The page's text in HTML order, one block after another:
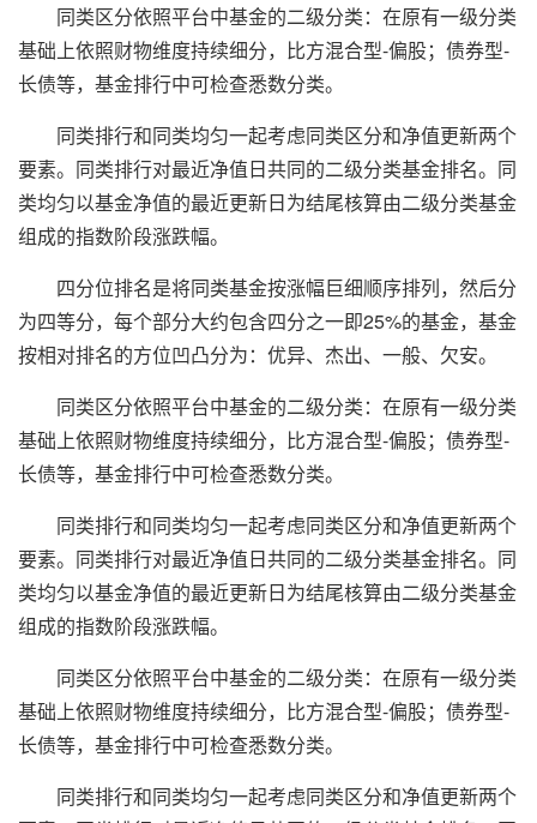
同类区分依照平台中基金的二级分类：在原有一级分类
基础上依照财物维度持续细分，比方混合型-偏股；债券型-
长债等，基金排行中可检查悉数分类。
同类排行和同类均匀一起考虑同类区分和净值更新两个
要素。同类排行对最近净值日共同的二级分类基金排名。同
类均匀以基金净值的最近更新日为结尾核算由二级分类基金
组成的指数阶段涨跌幅。
四分位排名是将同类基金按涨幅巨细顺序排列，然后分
为四等分，每个部分大约包含四分之一即25%的基金，基金
按相对排名的方位凹凸分为：优异、杰出、一般、欠安。
同类区分依照平台中基金的二级分类：在原有一级分类
基础上依照财物维度持续细分，比方混合型-偏股；债券型-
长债等，基金排行中可检查悉数分类。
同类排行和同类均匀一起考虑同类区分和净值更新两个
要素。同类排行对最近净值日共同的二级分类基金排名。同
类均匀以基金净值的最近更新日为结尾核算由二级分类基金
组成的指数阶段涨跌幅。
同类区分依照平台中基金的二级分类：在原有一级分类
基础上依照财物维度持续细分，比方混合型-偏股；债券型-
长债等，基金排行中可检查悉数分类。
同类排行和同类均匀一起考虑同类区分和净值更新两个